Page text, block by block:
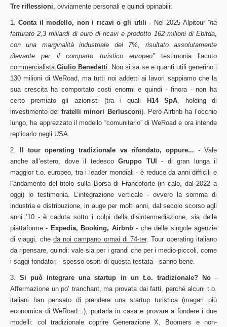
Tre riflessioni, ovviamente personali e quindi opinabili:
1.Conta il modello, non i ricavi o gli utili- Nel 2025 Alpitour “ha
fatturato 2,3 miliardi di euro di ricavi e prodotto 162 milioni di Ebitda,
con una marginalità industriale del 7%, risultato assolutamente
rilevante per il comparto turistico europeo”testimonia l’acuto
commercialistaGiulio Benedetti. Non si sa se e quanti utili generino i
130 milioni di WeRoad, ma tutti noi addetti ai lavori sappiamo che la
sua crescita ha comportato costi enormi e quindi - finora - non ha
certo premiato gli azionisti (tra i quali
H14 SpA, holding di
investimento deifratelli minori Berlusconi). Però Airbnb ha l’occhio
lungo, ha apprezzato il modello “comunitario” di WeRoad e ora intende
replicarlo negli USA.
2. Il tour operating tradizionale va rifondato, oppure... - Vale
anche all’estero, dove il tedescoGruppo TUI
- di gran lunga il
maggior t.o. europeo, tra i leader mondiali - è reduce da anni difficili e
l’andamento del titolo sulla Borsa di Francoforte (in calo, dal 2022 a
oggi) lo testimonia. L’integrazione verticale - ovvero la somma di
industria e distribuzione, in auge per molti anni, dal secolo scorso agli
anni ’10 - è caduta sotto i colpi della disintermediazione, sia delle
piattaforme - Expedia, Booking, Airbnb- che delle singole agenzie
di viaggi, che da noi campano ormai di 74-ter. Tour operating italiano
da ripensare, quindi: vale sia per i grandi che per i medio-piccoli, come
i saggi fondatori - spesso ospiti di questa testata - sanno bene.
3.Si può integrare una startup in un t.o. tradizionale? No-
Affermazione un po’ tranchant, ma provata dai fatti, perché alcuni t.o.
italiani han pensato di prendere una startup turistica (magari più
economica di WeRoad...), portarla in casa e provare a fondere i due
modelli: col tradizionale coprire Generazione X, Boomers e non-